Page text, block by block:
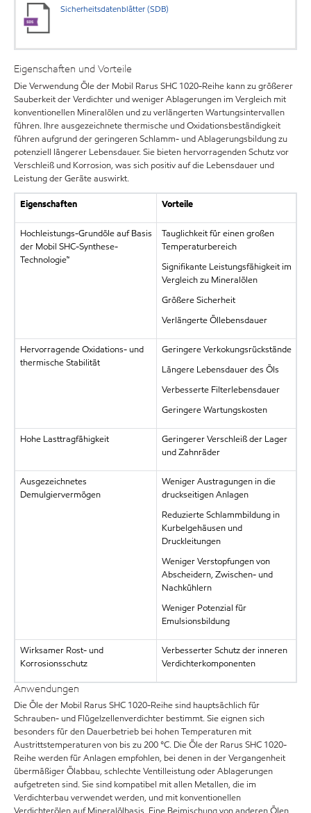
Sicherheitsdatenblätter (SDB)
Eigenschaften und Vorteile
Die Verwendung Öle der Mobil Rarus SHC 1020-Reihe kann zu größerer
Sauberkeit der Verdichter und weniger Ablagerungen im Vergleich mit
konventionellen Mineralölen und zu verlängerten Wartungsintervallen
führen. Ihre ausgezeichnete thermische und Oxidationsbeständigkeit
führen aufgrund der geringeren Schlamm- und Ablagerungsbildung zu
potenziell längerer Lebensdauer. Sie bieten hervorragenden Schutz vor
Verschleiß und Korrosion, was sich positiv auf die Lebensdauer und
Leistung der Geräte auswirkt.
Eigenschaften Vorteile
Hochleistungs-Grundöle auf Basis
der Mobil SHC-Synthese-
Technologie™
Tauglichkeit für einen großen
Temperaturbereich
Signifikante Leistungsfähigkeit im
Vergleich zu Mineralölen
Größere Sicherheit
Verlängerte Öllebensdauer
Hervorragende Oxidations- und
thermische Stabilität
Geringere Verkokungsrückstände
Längere Lebensdauer des Öls
Verbesserte Filterlebensdauer
Geringere Wartungskosten
Hohe Lasttragfähigkeit
Geringerer Verschleiß der Lager
und Zahnräder
Ausgezeichnetes
Demulgiervermögen
Weniger Austragungen in die
druckseitigen Anlagen
Reduzierte Schlammbildung in
Kurbelgehäusen und
Druckleitungen
Weniger Verstopfungen von
Abscheidern, Zwischen- und
Nachkühlern
Weniger Potenzial für
Emulsionsbildung
Wirksamer Rost- und
Korrosionsschutz
Verbesserter Schutz der inneren
Verdichterkomponenten
Anwendungen
Die Öle der Mobil Rarus SHC 1020-Reihe sind hauptsächlich für
Schrauben- und Flügelzellenverdichter bestimmt. Sie eignen sich
besonders für den Dauerbetrieb bei hohen Temperaturen mit
Austrittstemperaturen von bis zu 200 °C. Die Öle der Rarus SHC 1020-
Reihe werden für Anlagen empfohlen, bei denen in der Vergangenheit
übermäßiger Ölabbau, schlechte Ventilleistung oder Ablagerungen
aufgetreten sind. Sie sind kompatibel mit allen Metallen, die im
Verdichterbau verwendet werden, und mit konventionellen